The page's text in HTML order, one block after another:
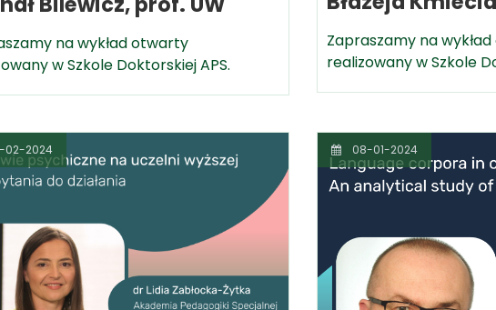
na wykład otwarty
w Szkole Doktorskiej APS.
Zapraszamy na
realizowany w Szkole
02-2024 08-01-2024